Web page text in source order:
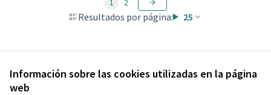
Información sobre las cookies utilizadas en la página
web
Resultados por página: 25
1 2
Ver todas las propuestas retiradas